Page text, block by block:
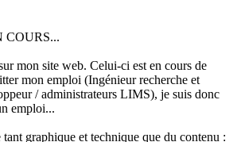
mon site web. Celui-ci est en cours de
mon emploi (Ingénieur recherche et
/ administrateurs LIMS), je suis donc
emploi...
graphique et technique que du contenu :